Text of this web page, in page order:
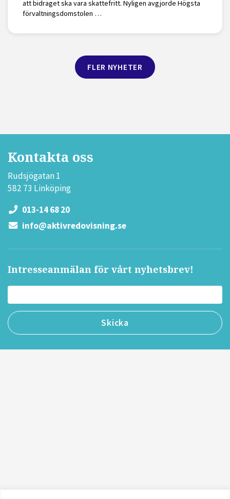
att bidraget ska vara skattefritt. Nyligen avgjorde Högsta
förvaltningsdomstolen …
FLER NYHETER
Kontakta oss
Rudsjögatan 1
582 73 Linköping
013-14 68 20
info@aktivredovisning.se
Intresseanmälan för vårt nyhetsbrev!